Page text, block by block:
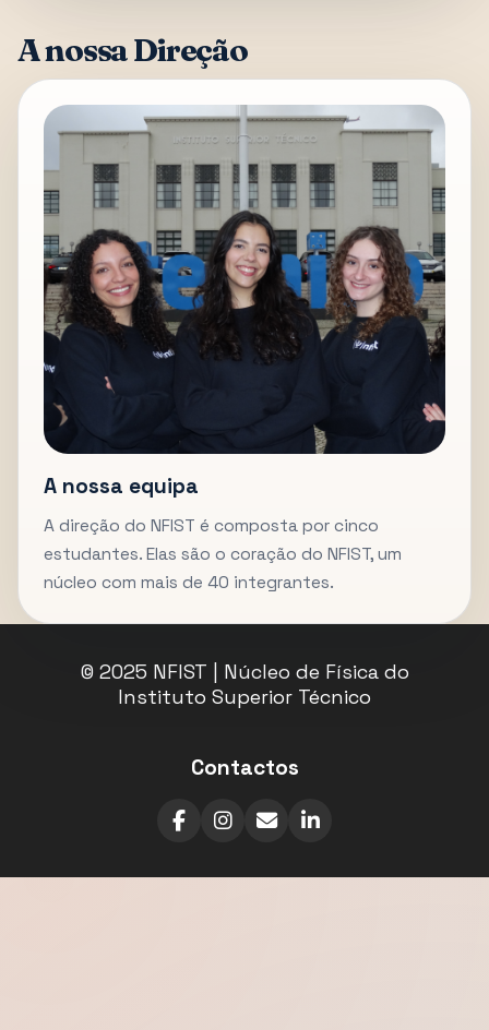
A nossa Direção
A nossa equipa
A direção do NFIST é composta por cinco
estudantes. Elas são o coração do NFIST, um
núcleo com mais de 40 integrantes.
© 2025 NFIST | Núcleo de Física do
Instituto Superior Técnico
Contactos